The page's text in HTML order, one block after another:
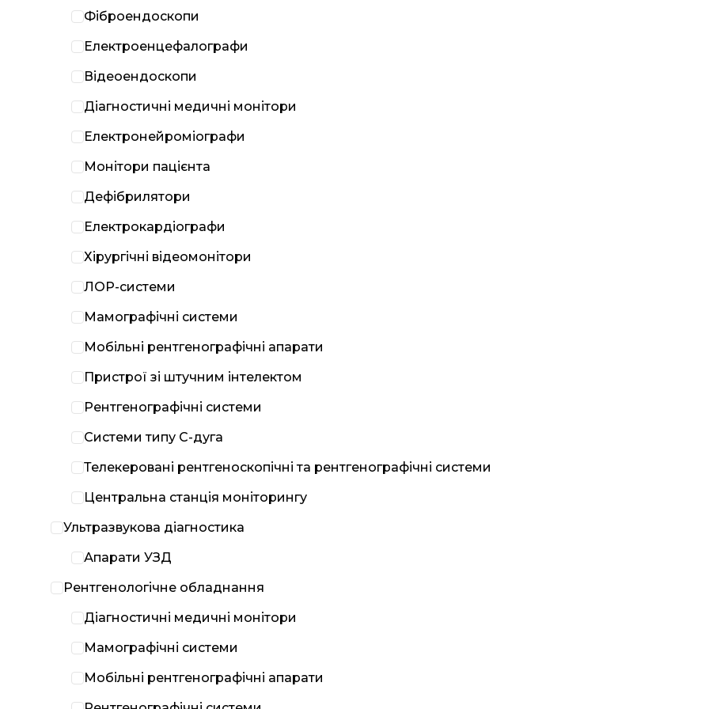
Фіброендоскопи
Електроенцефалографи
Відеоендоскопи
Діагностичні медичні монітори
Електронейроміографи
Монітори пацієнта
Дефібрилятори
Електрокардіографи
Хірургічні відеомонітори
ЛОР-системи
Мамографічні системи
Мобільні рентгенографічні апарати
Пристрої зі штучним інтелектом
Рентгенографічні системи
Системи типу С-дуга
Телекеровані рентгеноскопічні та рентгенографічні системи
Центральна станція моніторингу
Ультразвукова діагностика
Апарати УЗД
Рентгенологічне обладнання
Діагностичні медичні монітори
Мамографічні системи
Мобільні рентгенографічні апарати